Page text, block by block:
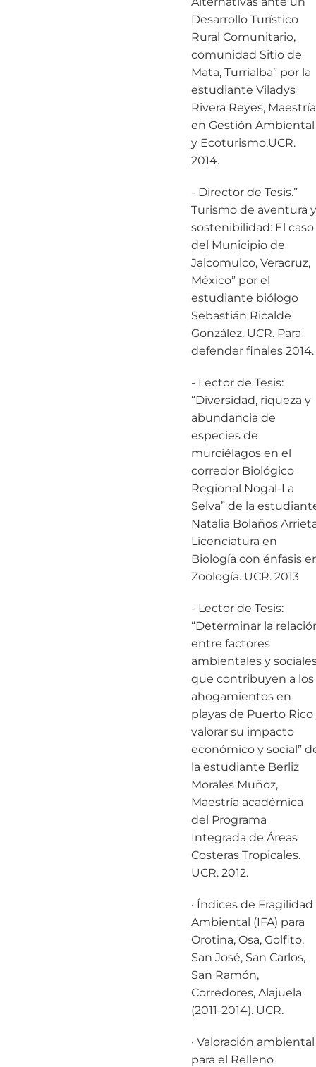
Desarrollo Turístico
Rural Comunitario,
comunidad Sitio de
Mata, Turrialba” por la
estudiante Viladys
Rivera Reyes, Maestría
en Gestión Ambiental
y Ecoturismo.UCR.
2014.
- Director de Tesis.”
Turismo de aventura y
sostenibilidad: El caso
del Municipio de
Jalcomulco, Veracruz,
México” por el
estudiante biólogo
Sebastián Ricalde
González. UCR. Para
defender finales 2014.
- Lector de Tesis:
“Diversidad, riqueza y
abundancia de
especies de
murciélagos en el
corredor Biológico
Regional Nogal-La
Selva” de la
Natalia Bolaños
Licenciatura en
Biología con énfasis
Zoología. UCR. 2013
- Lector de Tesis:
“Determinar la
entre factores
ambientales y
que contribuyen a los
ahogamientos en
playas de Puerto Rico
valorar su impacto
económico y social”
la estudiante Berliz
Morales Muñoz,
Maestría académica
del Programa
Integrada de Áreas
Costeras Tropicales.
UCR. 2012.
· Índices de Fragilidad
Ambiental (IFA) para
Orotina, Osa, Golfito,
San José, San Carlos,
San Ramón,
Corredores, Alajuela
(2011-2014). UCR.
· Valoración ambiental
para el Relleno